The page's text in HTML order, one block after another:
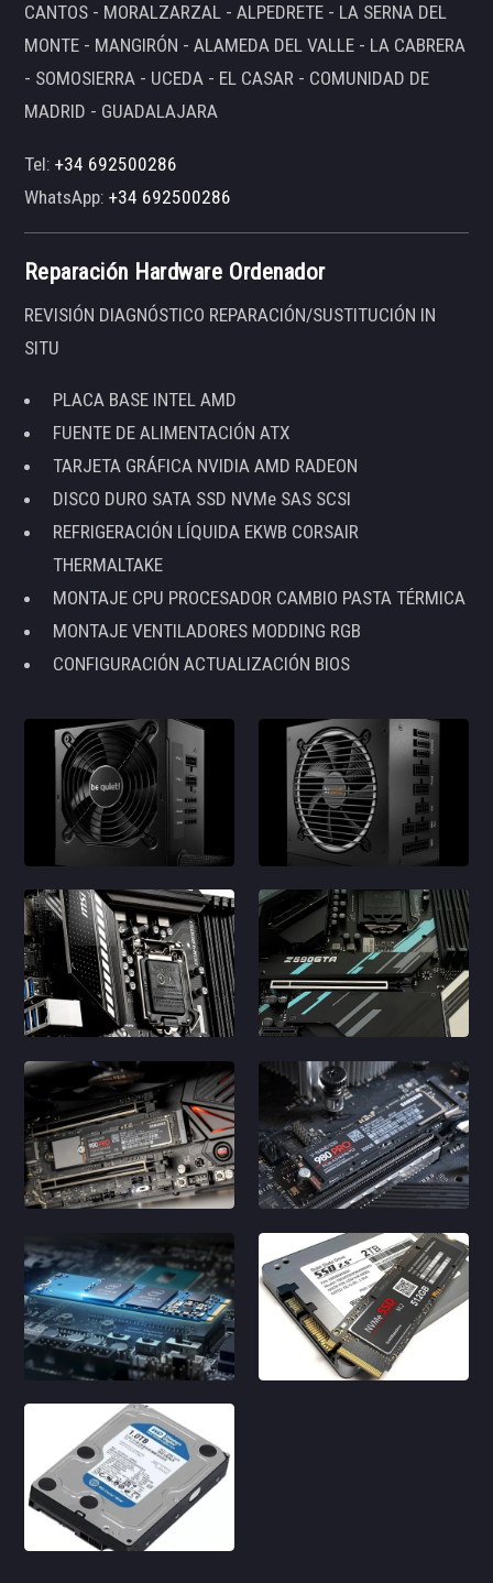
CANTOS - MORALZARZAL - ALPEDRETE - LA SERNA DEL
MONTE - MANGIRÓN - ALAMEDA DEL VALLE - LA CABRERA
- SOMOSIERRA - UCEDA - EL CASAR - COMUNIDAD DE
MADRID - GUADALAJARA
Tel:+34 692500286
WhatsApp:+34 692500286
Reparación Hardware Ordenador
REVISIÓN DIAGNÓSTICO REPARACIÓN/SUSTITUCIÓN IN
SITU
PLACA BASE INTEL AMD
FUENTE DE ALIMENTACIÓN ATX
TARJETA GRÁFICA NVIDIA AMD RADEON
DISCO DURO SATA SSD NVMe SAS SCSI
REFRIGERACIÓN LÍQUIDA EKWB CORSAIR
THERMALTAKE
MONTAJE CPU PROCESADOR CAMBIO PASTA TÉRMICA
MONTAJE VENTILADORES MODDING RGB
CONFIGURACIÓN ACTUALIZACIÓN BIOS